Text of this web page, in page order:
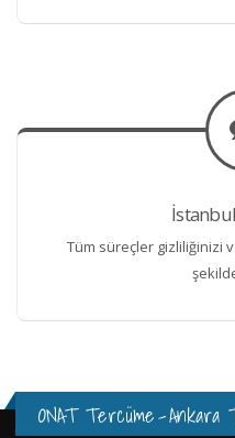
Tüm süreçler gizliliğinizi
ONAT Tercüme-Ankara